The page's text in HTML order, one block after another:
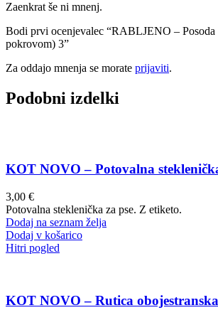
Zaenkrat še ni mnenj.
Bodi prvi ocenjevalec “RABLJENO – Posoda
pokrovom) 3”
Za oddajo mnenja se morate prijaviti.
Podobni izdelki
KOT NOVO – Potovalna
3,00 €
Potovalna steklenička za pse. Z etiketo.
Dodaj na seznam želja
Dodaj v košarico
Hitri pogled
KOT NOVO – Rutica